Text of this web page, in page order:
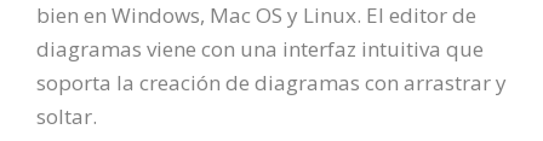
bien en Windows, Mac OS y Linux. El editor de
diagramas viene con una interfaz intuitiva que
soporta la creación de diagramas con arrastrar y
soltar.